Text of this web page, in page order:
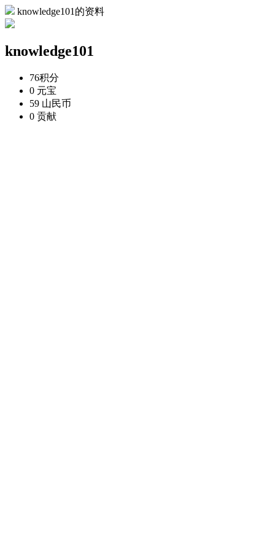
knowledge101的资料
knowledge101
76积分
0 元宝
59 山民币
0 贡献